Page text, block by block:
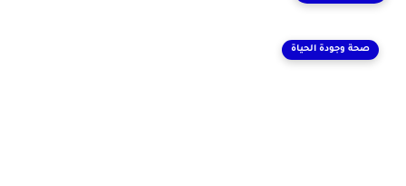
صحة وجودة الحياة